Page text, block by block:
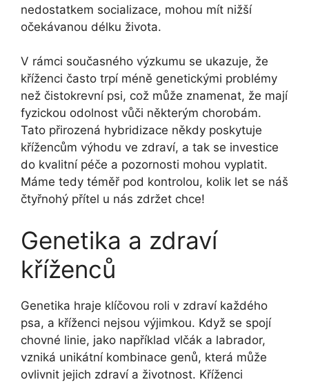
nedostatkem socializace, mohou mít nižší
očekávanou délku života.
V rámci současného výzkumu se ukazuje, že
kříženci často trpí méně genetickými problémy
než čistokrevní psi, což může znamenat, že mají
fyzickou odolnost vůči některým chorobám.
Tato přirozená hybridizace někdy poskytuje
křížencům výhodu ve zdraví, a tak se investice
do kvalitní péče a pozornosti mohou vyplatit.
Máme tedy téměř pod kontrolou, kolik let se náš
čtyřnohý přítel u nás zdržet chce!
Genetika a zdraví
kříženců
Genetika hraje klíčovou roli v zdraví každého
psa, a kříženci nejsou výjimkou. Když se spojí
chovné linie, jako například vlčák a labrador,
vzniká unikátní kombinace genů, která může
ovlivnit jejich zdraví a životnost. Kříženci